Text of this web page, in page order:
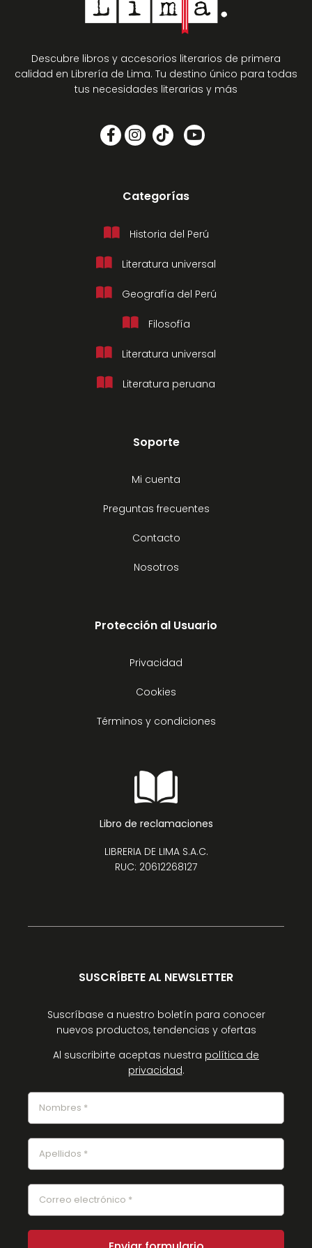
Descubre libros y accesorios literarios de primera
calidad en Librería de Lima. Tu destino único para todas
tus necesidades literarias y más
Categorías
Historia del Perú
Literatura universal
Geografía del Perú
Filosofía
Literatura universal
Literatura peruana
Soporte
Mi cuenta
Preguntas frecuentes
Contacto
Nosotros
Protección al Usuario
Privacidad
Cookies
Términos y condiciones
Libro de reclamaciones
LIBRERIA DE LIMA S.A.C.
RUC: 20612268127
SUSCRÍBETE AL NEWSLETTER
Suscríbase a nuestro boletín para conocer
nuevos productos, tendencias y ofertas
Al suscribirte aceptas nuestra política de
privacidad.